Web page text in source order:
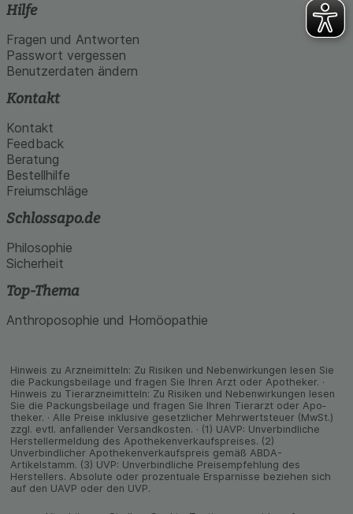
Hilfe
Fragen und Antworten
Passwort vergessen
Benutzerdaten ändern
Kontakt
Kontakt
Feedback
Beratung
Bestellhilfe
Freiumschläge
Schlossapo.de
Philosophie
Sicherheit
Top-Thema
Anthroposophie und Homöopathie
Hinweis zu Arzneimitteln: Zu Risiken und Neben­wirkungen lesen Sie
die Packungs­beilage und fragen Sie Ihren Arzt oder Apo­theker. ·
Hinweis zu Tier­arz­nei­mitteln: Zu Risiken und Neben­wirkungen lesen
Sie die Packungs­beilage und fragen Sie Ihren Tier­arzt oder Apo­
theker. · Alle Preise inklusive gesetz­licher Mehrwertsteuer (MwSt.)
zzgl. evtl. anfallender Versand­kosten. · (1) UAVP: Unverbindliche
Herstellermeldung des Apothekenverkaufspreises. (2)
Unverbindlicher Apothekenverkaufspreis gemäß ABDA-
Artikelstamm. (3) UVP: Unverbindliche Preisempfehlung des
Herstellers. Absolute oder prozentuale Ersparnisse beziehen sich
auf den UAVP oder den UVP.